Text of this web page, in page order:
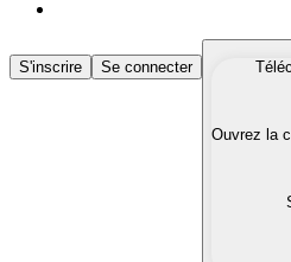
Acheter des
Achetez les
Convertissez vos
S'inscrire Se connecter
Ouvrez la